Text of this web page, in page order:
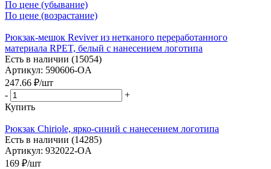
По цене (убывание)
По цене (возрастание)
Рюкзак-мешок Reviver из нетканого переработанного
материала RPET, белый с нанесением логотипа
Есть в наличии (15054)
Артикул: 590606-OA
247.66 ₽/шт
-
+
Купить
Рюкзак Chiriole, ярко-синий с нанесением логотипа
Есть в наличии (14285)
Артикул: 932022-OA
169 ₽/шт